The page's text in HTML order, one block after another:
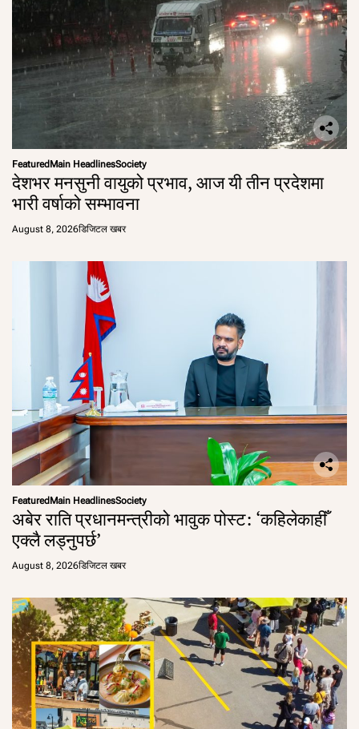
FeaturedMain HeadlinesSociety
देशभर मनसुनी वायुको प्रभाव, आज यी तीन प्रदेशमा
भारी वर्षाको सम्भावना
August 8, 2026डिजिटल खबर
FeaturedMain HeadlinesSociety
अबेर राति प्रधानमन्त्रीको भावुक पोस्ट: ‘कहिलेकाहीँ
एक्लै लड्नुपर्छ’
August 8, 2026डिजिटल खबर